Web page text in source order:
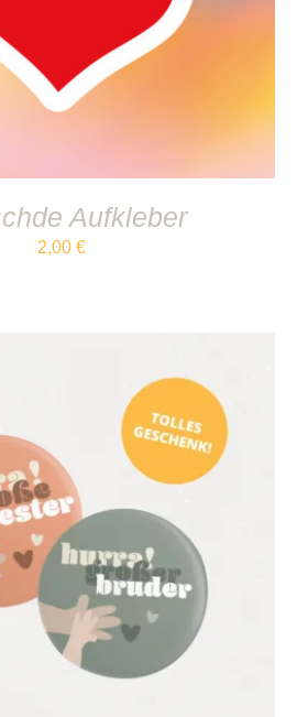
Aufkleber
2,00 €
/ DETAILS